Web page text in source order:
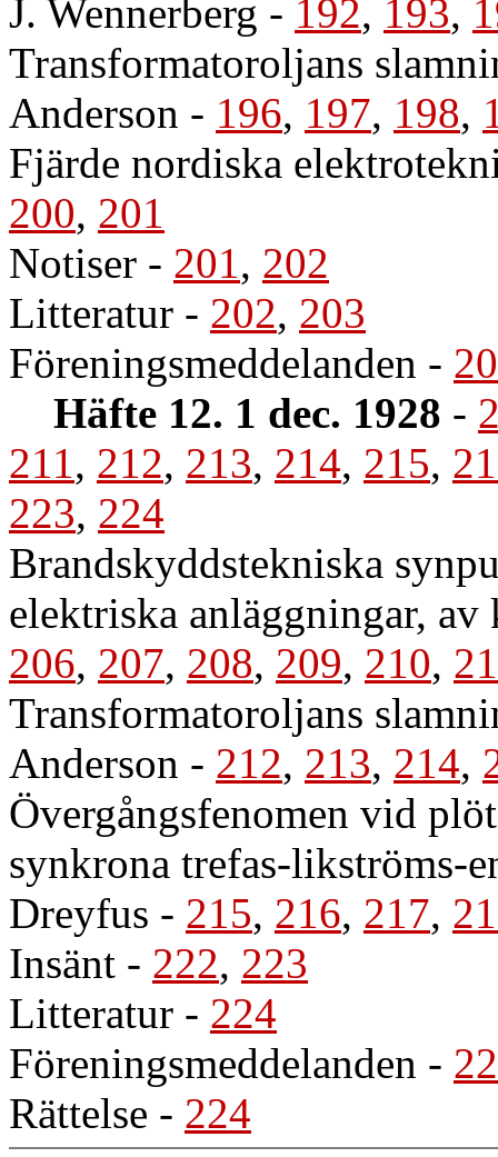
J. Wennerberg - 192, 193,
Transformatoroljans
Anderson - 196, 197, 198,
Fjärde nordiska
200, 201
Notiser - 201, 202
Litteratur - 202, 203
Föreningsmeddelanden -
Häfte 12. 1 dec. 1928 -
211, 212, 213, 214, 215,
223, 224
Brandskyddstekniska
elektriska anläggningar, av
206, 207, 208, 209, 210,
Transformatoroljans
Anderson - 212, 213, 214,
Övergångsfenomen vid
synkrona trefas-likströms-
Dreyfus - 215, 216, 217,
Insänt - 222, 223
Litteratur - 224
Föreningsmeddelanden -
Rättelse - 224